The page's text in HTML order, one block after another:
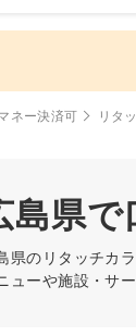
ネー決済可 リタ
島県
県の リタッチカ
ューや施設・サ